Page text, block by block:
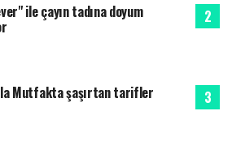
ile çayın tadına doyum
Mutfakta şaşırtan tarifler